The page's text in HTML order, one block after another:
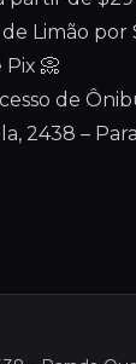
Limão por
Pix 📀
de
2438 –